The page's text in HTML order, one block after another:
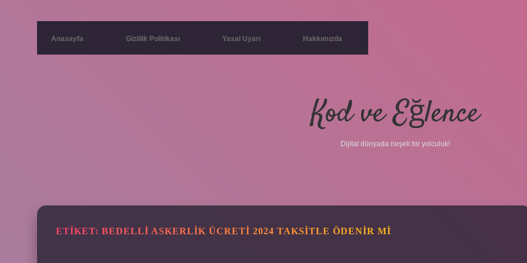
Anasayfa Gizlilik Politikası Yasal Uyarı Hakkımızda
Kod ve Eğlence
Dijital dünyada neşeli bir yolculuk!
ETIKET: BEDELLI ASKERLIK ÜCRETI 2024 TAKSITLE ÖDENIR MI